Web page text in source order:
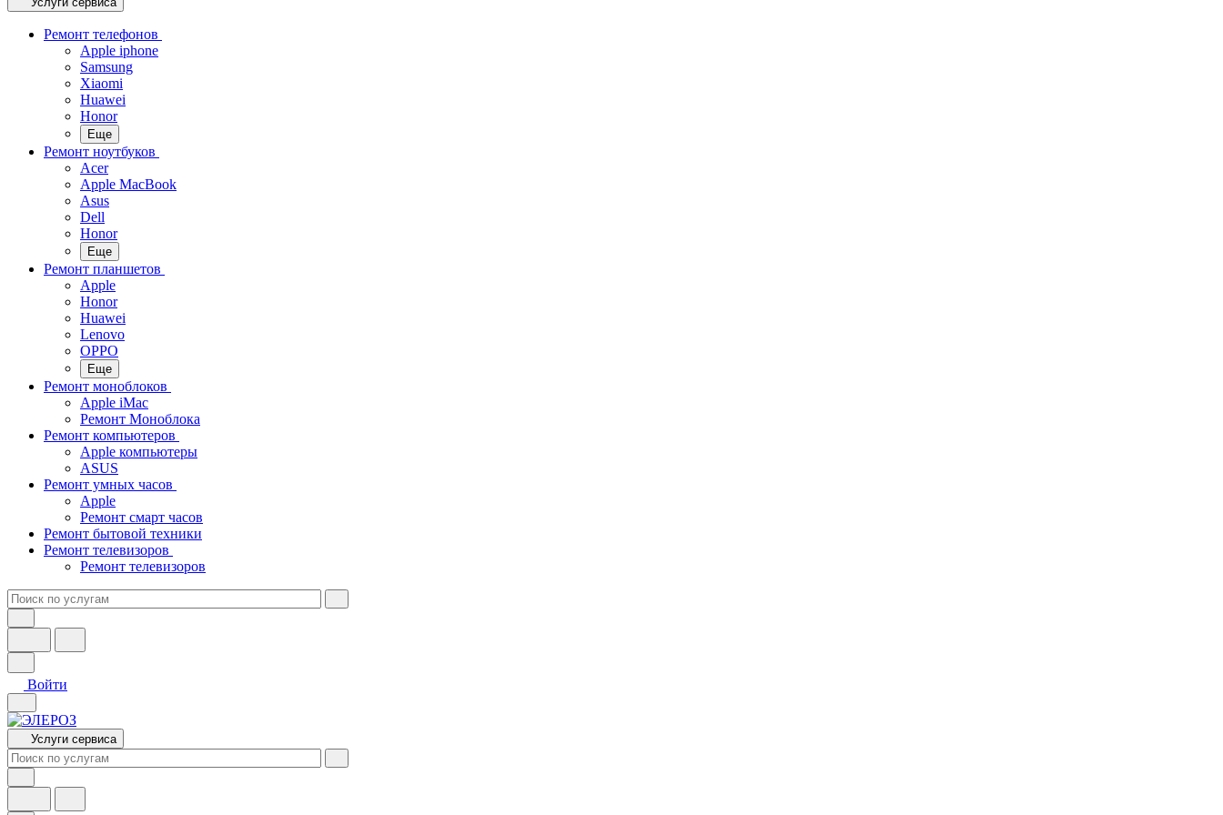
Ремонт телефонов
Apple iphone
Samsung
Xiaomi
Huawei
Honor
Еще
Ремонт ноутбуков
Acer
Apple MacBook
Asus
Dell
Honor
Еще
Ремонт планшетов
Apple
Honor
Huawei
Lenovo
OPPO
Еще
Ремонт моноблоков
Apple iMac
Ремонт Моноблока
Ремонт компьютеров
Apple компьютеры
ASUS
Ремонт умных часов
Apple
Ремонт смарт часов
Ремонт бытовой техники
Ремонт телевизоров
Ремонт телевизоров
Войти
Услуги сервиса